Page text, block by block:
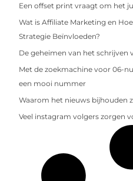
Een offset print vraagt om het
Wat is Affiliate Marketing en
Strategie Beïnvloeden?
De geheimen van het
Met de zoekmachine voor 06-
een mooi nummer
Waarom het nieuws bijhouden
Veel instagram volgers zorgen